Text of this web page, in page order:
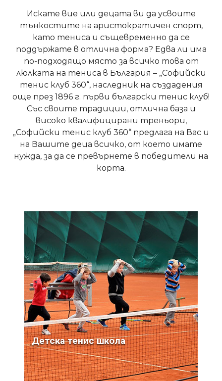
Искате вие или децата ви да усвоите
тънкостите на аристократичен спорт,
като тениса и същевременно да се
поддържате в отлична форма? Едва ли има
по-подходящо място за всичко това от
люлката на тениса в България – „Софийски
тенис клуб 360“, наследник на създадения
още през 1896 г. първи български тенис клуб!
Със своите традиции, отлична база и
високо квалифицирани треньори,
„Софийски тенис клуб 360“ предлага на Вас и
на Вашите деца всичко, от което имате
нужда, за да се превърнете в победители на
корта.
Детска тенис школа